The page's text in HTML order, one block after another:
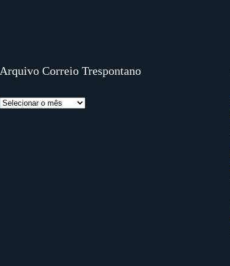
Arquivo Correio Trespontano